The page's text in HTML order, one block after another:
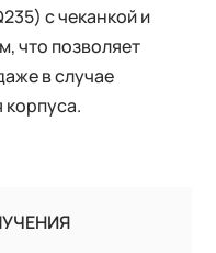
с чеканкой и
что позволяет
в случае